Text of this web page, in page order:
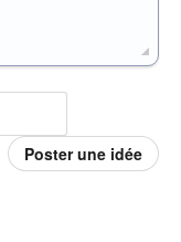
Poster une idée